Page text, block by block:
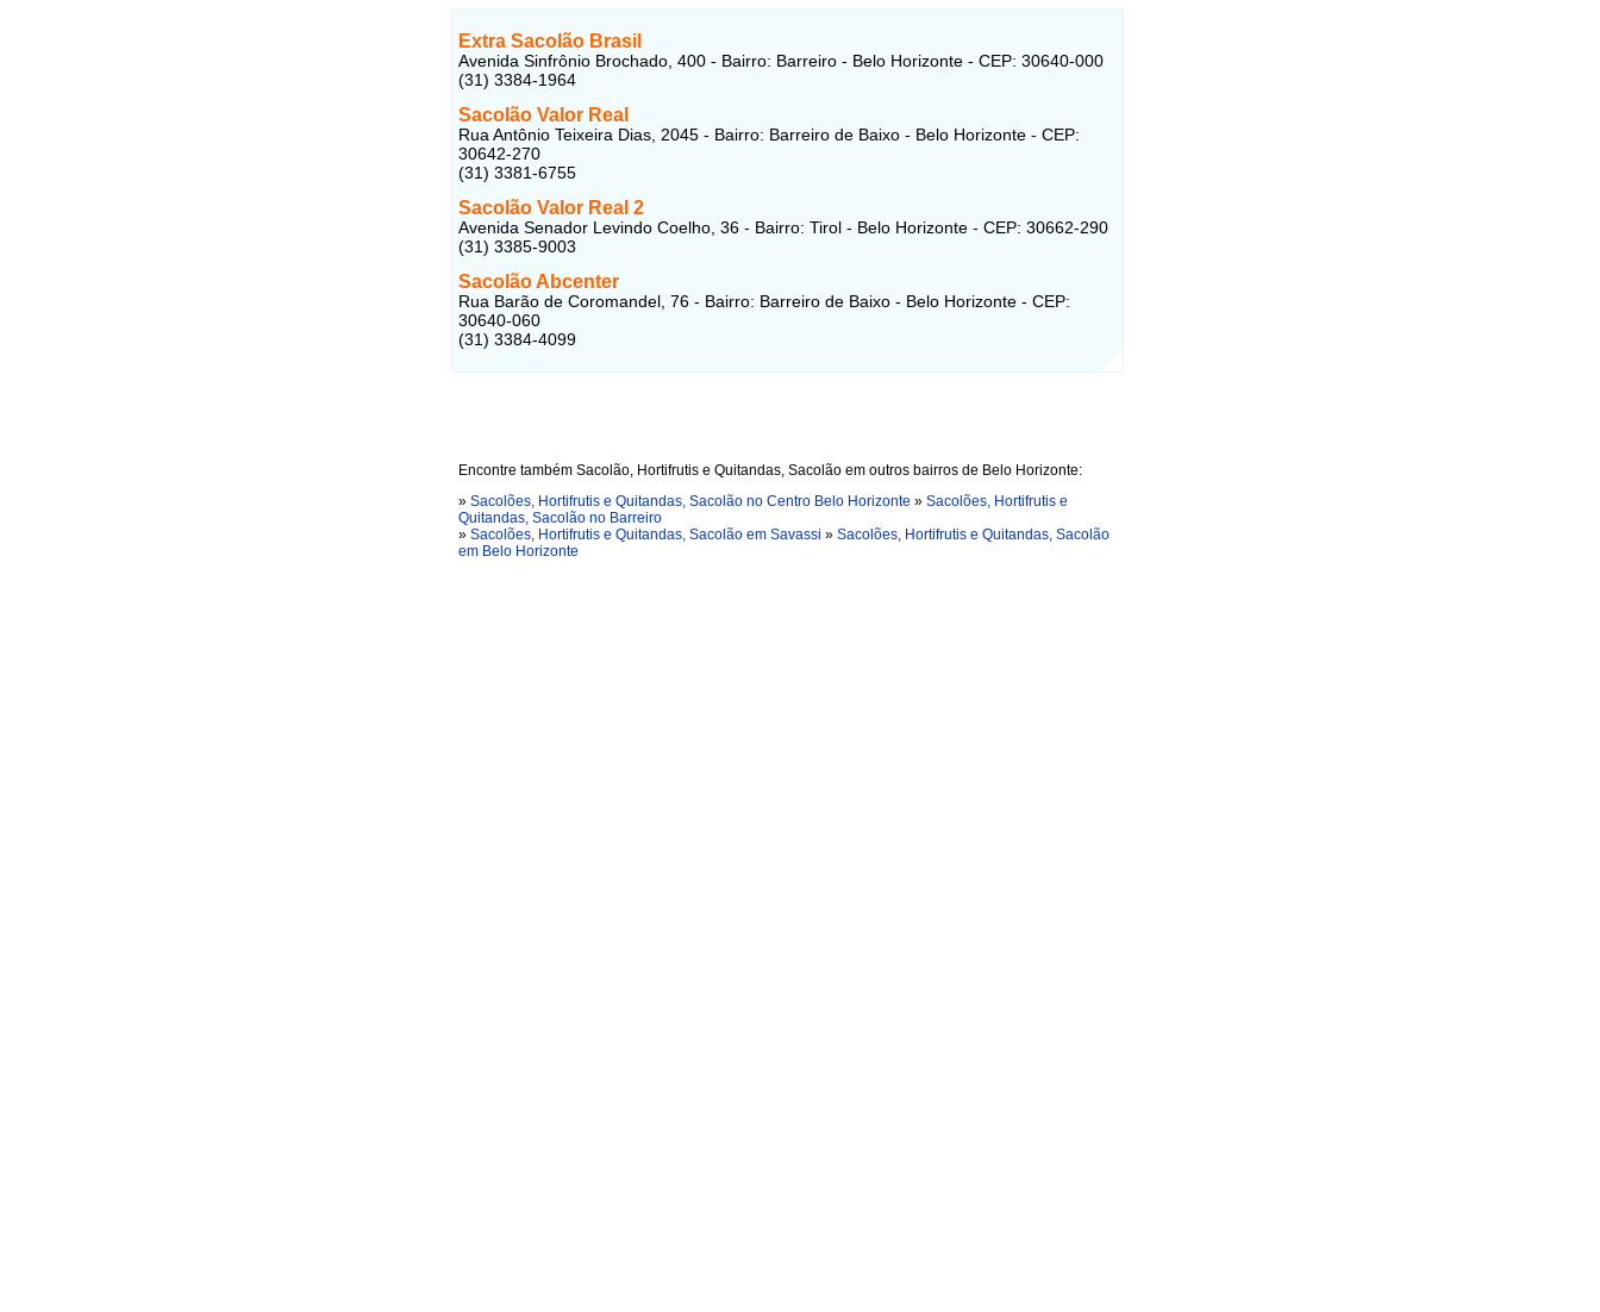
Extra Sacolão Brasil
Avenida Sinfrônio Brochado, 400 - Bairro: Barreiro - Belo Horizonte - CEP: 30640-000
(31) 3384-1964
Sacolão Valor Real
Rua Antônio Teixeira Dias, 2045 - Bairro: Barreiro de Baixo - Belo Horizonte - CEP:
30642-270
(31) 3381-6755
Sacolão Valor Real 2
Avenida Senador Levindo Coelho, 36 - Bairro: Tirol - Belo Horizonte - CEP: 30662-290
(31) 3385-9003
Sacolão Abcenter
Rua Barão de Coromandel, 76 - Bairro: Barreiro de Baixo - Belo Horizonte - CEP:
30640-060
(31) 3384-4099
Encontre também Sacolão, Hortifrutis e Quitandas, Sacolão em outros bairros de Belo Horizonte:
» Sacolões, Hortifrutis e Quitandas, Sacolão no Centro Belo Horizonte » Sacolões, Hortifrutis e
Quitandas, Sacolão no Barreiro
» Sacolões, Hortifrutis e Quitandas, Sacolão em Savassi » Sacolões, Hortifrutis e Quitandas, Sacolão
em Belo Horizonte